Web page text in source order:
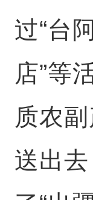
过“台
店”等
质农
送出